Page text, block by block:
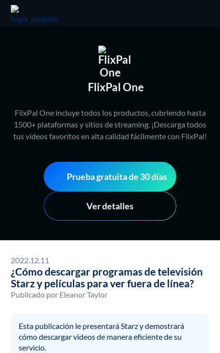
FlixPal One
FlixPal One incluye todos los productos, cubriendo hasta
1500+ plataformas y sitios de streaming. ¡Descarga todos
tus vídeos favoritos en alta calidad fácilmente con FlixPal!
Prueba gratuita de 30 días
Ver detalles
2022.12.11
¿Cómo descargar programas de televisión
Starz y películas para ver fuera de línea?
Publicado por Eleanor Taylor
Esta publicación le presentará Starz y demostrará
cómo descargar videos de manera eficiente de su
servicio.